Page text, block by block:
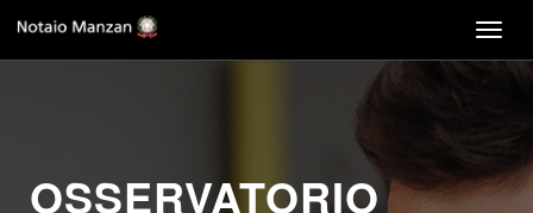
OSSERVATORIO